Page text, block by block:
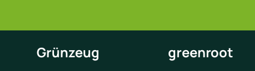
Grünzeug greenroot